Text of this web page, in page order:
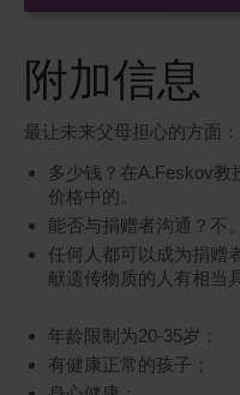
附加信息
最让未来父母担心的方面：
多少钱？在A.Feskov
价格中的。
能否与捐赠者沟通？不
任何人都可以成为捐赠
献遗传物质的人有相当
年龄限制为20-35岁；
有健康正常的孩子；